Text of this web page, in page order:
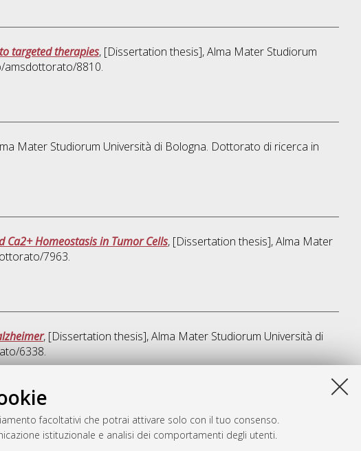
facoltativi che potrai attivare solo con il tuo consenso.
istituzionale e analisi dei comportamenti degli utenti.
targeted therapies, [Dissertation thesis], Alma Mater Studiorum
amsdottorato/8810.
Mater Studiorum Università di Bologna. Dottorato di ricerca in
Ca2+ Homeostasis in Tumor Cells, [Dissertation thesis], Alma Mater
7963.
, [Dissertation thesis], Alma Mater Studiorum Università di
6338.
Questa lista e' stata generata il Thu Aug 6 20:45:37 2026 CEST.